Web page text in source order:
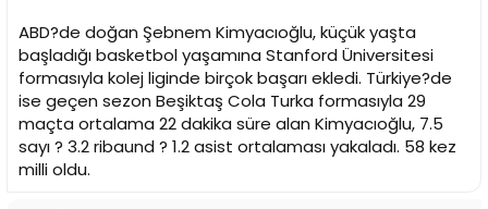
ABD?de doğan Şebnem Kimyacıoğlu, küçük yaşta
başladığı basketbol yaşamına Stanford Üniversitesi
formasıyla kolej liginde birçok başarı ekledi. Türkiye?de
ise geçen sezon Beşiktaş Cola Turka formasıyla 29
maçta ortalama 22 dakika süre alan Kimyacıoğlu, 7.5
sayı ? 3.2 ribaund ? 1.2 asist ortalaması yakaladı. 58 kez
milli oldu.